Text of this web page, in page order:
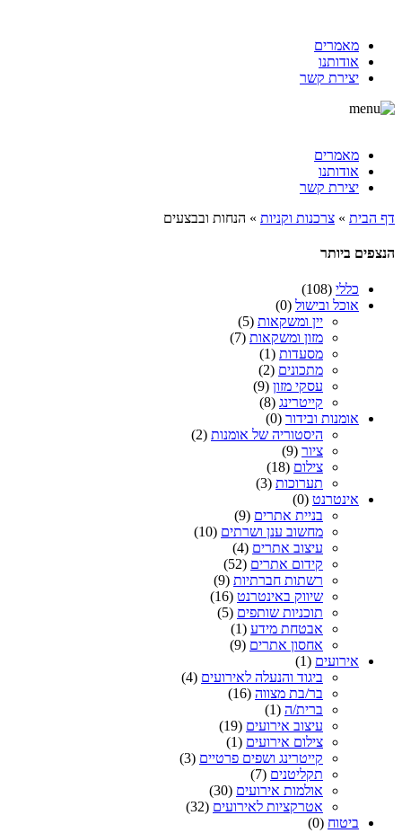
מאמרים
אודותנו
יצירת קשר
מאמרים
אודותנו
יצירת קשר
דף הבית » צרכנות וקניות » הנחות ובבצעים
הנצפים ביותר
כללי (108)
אוכל ובישול (0)
יין ומשקאות (5)
מזון ומשקאות (7)
מסעדות (1)
מתכונים (2)
עסקי מזון (9)
קייטרינג (8)
אומנות ובידור (0)
היסטוריה של אומנות (2)
ציור (9)
צילום (18)
תערוכות (3)
אינטרנט (0)
בניית אתרים (9)
מחשוב ענן ושרתים (10)
עיצוב אתרים (4)
קידום אתרים (52)
רשתות חברתיות (9)
שיווק באינטרנט (16)
תוכניות שותפים (5)
אבטחת מידע (1)
אחסון אתרים (9)
אירועים (1)
ביגוד והנעלה לאירועים (4)
בר/בת מצווה (16)
ברית/ה (1)
עיצוב אירועים (19)
צילום אירועים (1)
קייטרינג ושפים פרטיים (3)
תקליטנים (7)
אולמות אירועים (30)
אטרקציות לאירועים (32)
ביטוח (0)